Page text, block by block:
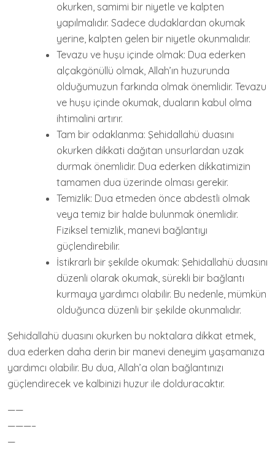
okurken, samimi bir niyetle ve kalpten
yapılmalıdır. Sadece dudaklardan okumak
yerine, kalpten gelen bir niyetle okunmalıdır.
Tevazu ve huşu içinde olmak: Dua ederken
alçakgönüllü olmak, Allah’ın huzurunda
olduğumuzun farkında olmak önemlidir. Tevazu
ve huşu içinde okumak, duaların kabul olma
ihtimalini artırır.
Tam bir odaklanma: Şehidallahü duasını
okurken dikkati dağıtan unsurlardan uzak
durmak önemlidir. Dua ederken dikkatimizin
tamamen dua üzerinde olması gerekir.
Temizlik: Dua etmeden önce abdestli olmak
veya temiz bir halde bulunmak önemlidir.
Fiziksel temizlik, manevi bağlantıyı
güçlendirebilir.
İstikrarlı bir şekilde okumak: Şehidallahü duasını
düzenli olarak okumak, sürekli bir bağlantı
kurmaya yardımcı olabilir. Bu nedenle, mümkün
olduğunca düzenli bir şekilde okunmalıdır.
Şehidallahü duasını okurken bu noktalara dikkat etmek,
dua ederken daha derin bir manevi deneyim yaşamanıza
yardımcı olabilir. Bu dua, Allah’a olan bağlantınızı
güçlendirecek ve kalbinizi huzur ile dolduracaktır.
——
———–
—